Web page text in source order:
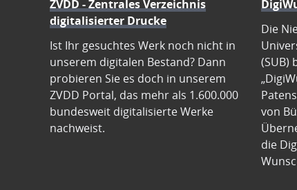
ZVDD - Zentrales Verzeichnis
digitalisierter Drucke
Ist Ihr gesuchtes Werk noch nicht in
unserem digitalen Bestand? Dann
probieren Sie es doch in unserem
ZVDD Portal, das mehr als 1.600.000
bundesweit digitalisierte Werke
nachweist.
Die
(SUB)
von
die